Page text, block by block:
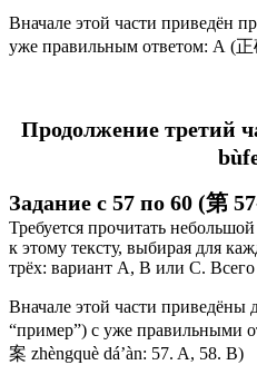
Вначале этой части приведён
уже правильным ответом: А (正
Продолжение третий
Задание с 57 по 60 (第
Требуется прочитать
к этому тексту, выбирая для
трёх: вариант А, В или С. Всего
Вначале этой части приведёны
“пример”) с уже правильными
案 zhèngquè dá’àn: 57. A, 58. B)